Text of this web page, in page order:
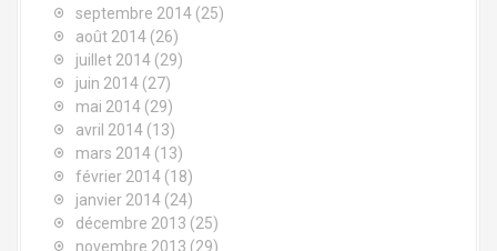
septembre 2014 (25)
août 2014 (26)
juillet 2014 (29)
juin 2014 (27)
mai 2014 (29)
avril 2014 (13)
mars 2014 (13)
février 2014 (18)
janvier 2014 (24)
décembre 2013 (25)
novembre 2013 (29)